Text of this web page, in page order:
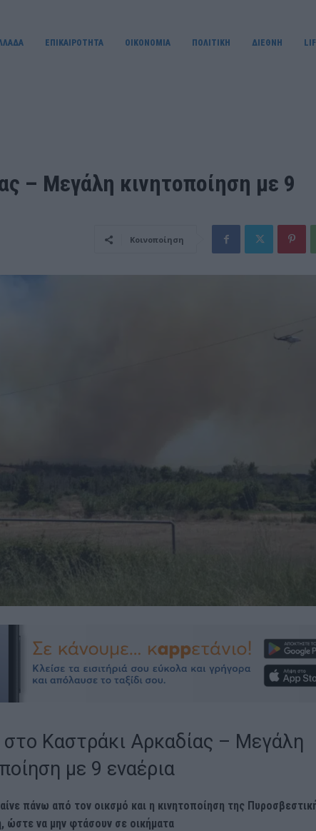
ΕΠΙΚΑΙΡΟΤΗΤΑ OIKONOMIA ΠΟΛΙΤΙΚΗ ΔΙΕΘΝΗ
– Μεγάλη κινητοποίηση με 9
Κοινοποίηση
Καστράκι Αρκαδίας – Μεγάλη
με 9 εναέρια
πάνω από τον οικσμό και η κινητοποίηση της
ώστε να μην φτάσουν σε οικήματα